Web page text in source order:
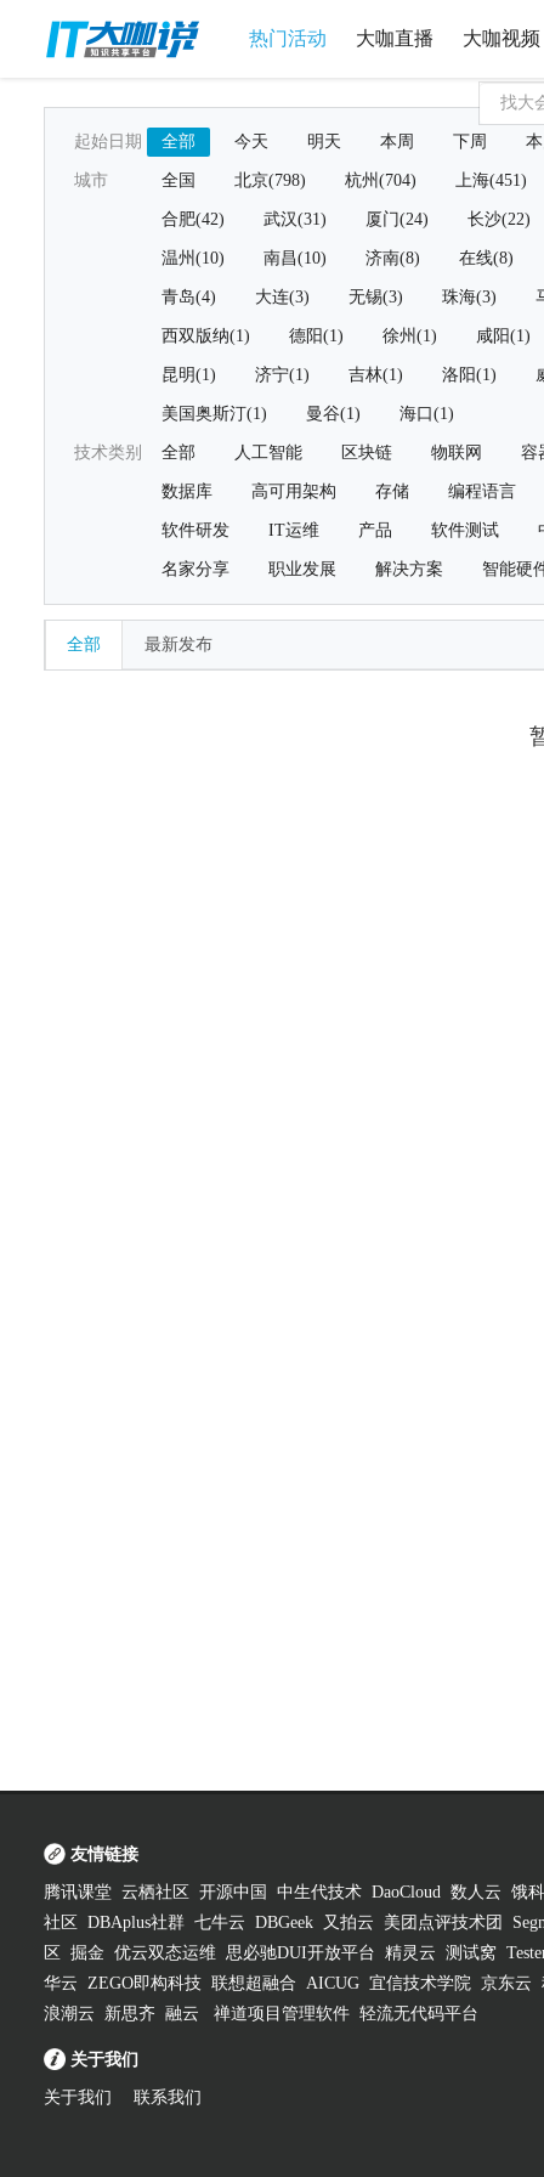
热门活动 大咖直播 大咖视频
起始日期 全部 今天 明天 本周 下周
城市 全国 北京(798) 杭州(704) 上海(451)
合肥(42) 武汉(31) 厦门(24) 长沙(22)
温州(10) 南昌(10) 济南(8) 在线(8)
青岛(4) 大连(3) 无锡(3) 珠海(3)
西双版纳(1) 德阳(1) 徐州(1) 咸阳(1)
昆明(1) 济宁(1) 吉林(1) 洛阳(1)
美国奥斯汀(1) 曼谷(1) 海口(1)
技术类别 全部 人工智能 区块链 物联网 容
数据库 高可用架构 存储 编程语言
软件研发 IT运维 产品 软件测试
名家分享 职业发展 解决方案 智能硬
全部 最新发布
友情链接
腾讯课堂 云栖社区 开源中国 中生代技术 DaoCloud 数人云 饿
社区
DBAplus社群 七牛云 DBGeek 又拍云 美团点评技术团
区
掘金 优云双态运维 思必驰DUI开放平台 精灵云 测试窝
华云 ZEGO即构科技 联想超融合 AICUG 宜信技术学院 京东云
浪潮云
新思齐 融云 禅道项目管理软件 轻流无代码平台
关于我们
关于我们 联系我们